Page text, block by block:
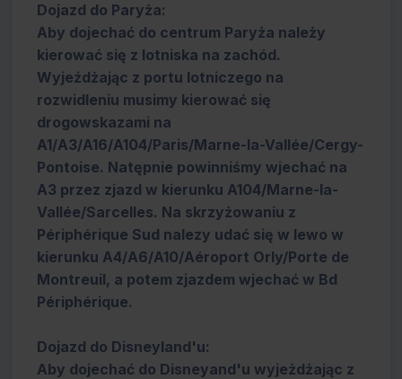
Dojazd do Paryża:
Aby dojechać do centrum Paryża należy
kierować się z lotniska na zachód.
Wyjeźdżając z portu lotniczego na
rozwidleniu musimy kierować się
drogowskazami na
A1/A3/A16/A104/Paris/Marne-la-Vallée/Cergy-
Pontoise. Natępnie powinniśmy wjechać na
A3 przez zjazd w kierunku A104/Marne-la-
Vallée/Sarcelles. Na skrzyżowaniu z
Périphérique Sud nalezy udać się w lewo w
kierunku A4/A6/A10/Aéroport Orly/Porte de
Montreuil, a potem zjazdem wjechać w Bd
Périphérique.
Dojazd do Disneyland'u:
Aby dojechać do Disneyand'u wyjeżdżając z